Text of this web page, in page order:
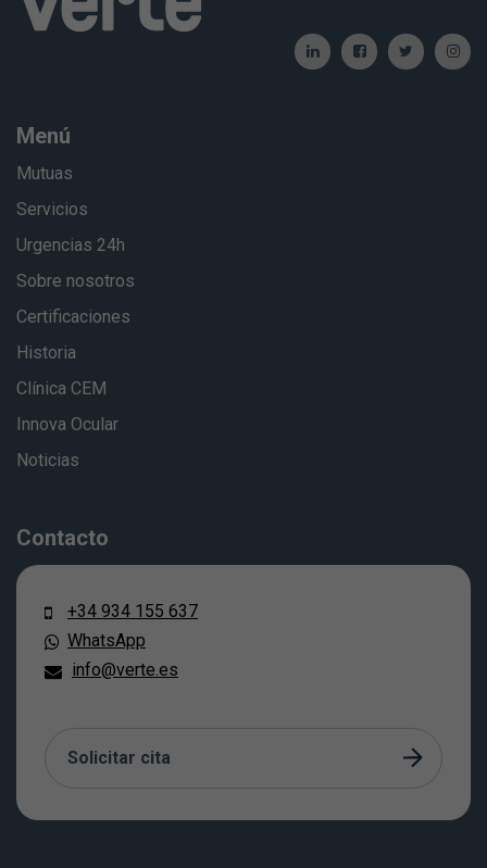
Menú
Mutuas
Servicios
Urgencias 24h
Sobre nosotros
Certificaciones
Historia
Clínica CEM
Innova Ocular
Noticias
Contacto
+34 934 155 637
WhatsApp
info@verte.es
Solicitar cita